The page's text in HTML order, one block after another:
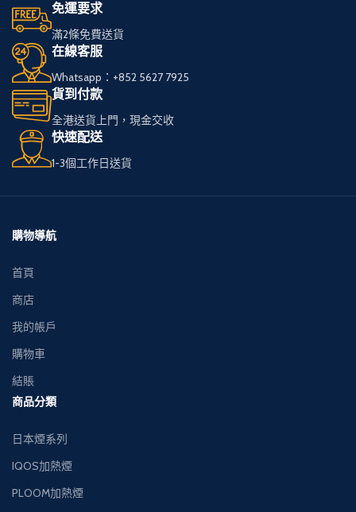
免運要求
滿2條免費送貨
在線客服
Whatsapp：+852 5627 7925
貨到付款
全港送貨上門，現金交收
快速配送
1-3個工作日送貨
購物導航
首頁
商店
我的帳戶
購物車
結賬
商品分類
日本煙系列
IQOS加熱煙
PLOOM加熱煙